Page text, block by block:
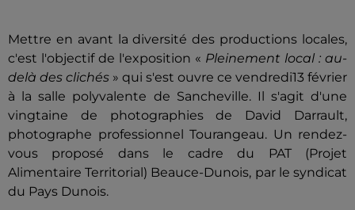
Mettre en avant la diversité des productions locales,
c'est l'objectif de l'exposition « Pleinement local : au-
delà des clichés » qui s'est ouvre ce vendredi13 février
à la salle polyvalente de Sancheville. Il s'agit d'une
vingtaine de photographies de David Darrault,
photographe professionnel Tourangeau. Un rendez-
vous proposé dans le cadre du PAT (Projet
Alimentaire Territorial) Beauce-Dunois, par le syndicat
du Pays Dunois.